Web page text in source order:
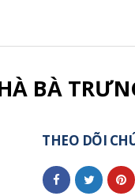
BÀ
THEO DÕI